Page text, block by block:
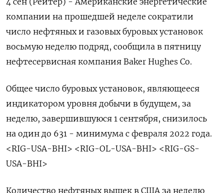
компании на прошедшей неделе сократили
число нефтяных и газовых буровых установок
восьмую неделю подряд, сообщила в пятницу
нефтесервисная компания Baker Hughes Co.
Общее число буровых установок, являющееся
индикатором уровня добычи в будущем, за
неделю, завершившуюся 1 сентября, снизилось
на один до 631 - минимума с февраля 2022 года.
<RIG-USA-BHI> <RIG-OL-USA-BHI> <RIG-GS-
USA-BHI>
Количество нефтяных вышек в США за неделю